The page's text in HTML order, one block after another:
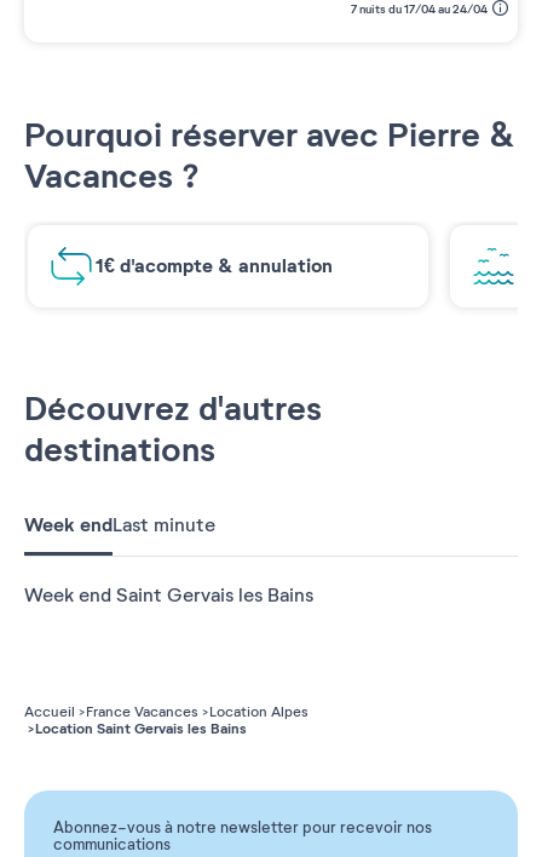
7 nuits du 17/04 au 24/04
Pourquoi réserver avec Pierre &
Vacances ?
1€ d'acompte & annulation
Découvrez d'autres
destinations
Week endLast minute
Week end Saint Gervais les Bains
Accueil France Vacances Location Alpes
Location Saint Gervais les Bains
Abonnez-vous à notre newsletter pour recevoir nos
communications